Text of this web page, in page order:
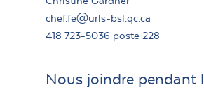
chef.fe@urls-bsl.qc.ca
418 723-5036 poste 228
Nous joindre pendant